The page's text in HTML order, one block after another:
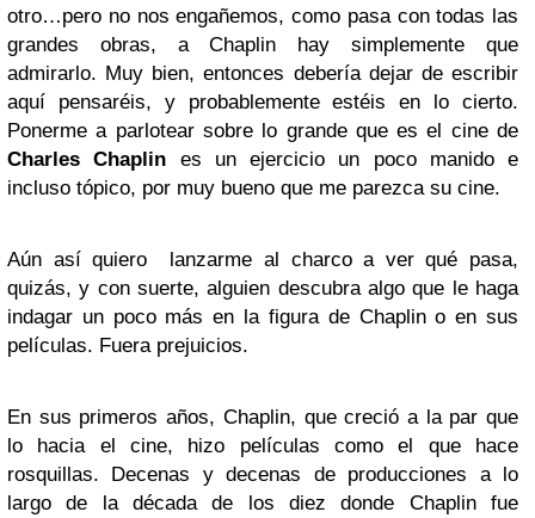
otro…pero no nos engañemos, como pasa con todas las
grandes obras, a Chaplin hay simplemente que
admirarlo. Muy bien, entonces debería dejar de escribir
aquí pensaréis, y probablemente estéis en lo cierto.
Ponerme a parlotear sobre lo grande que es el cine de
Charles Chaplin es un ejercicio un poco manido e
incluso tópico, por muy bueno que me parezca su cine.
Aún así quiero lanzarme al charco a ver qué pasa,
quizás, y con suerte, alguien descubra algo que le haga
indagar un poco más en la figura de Chaplin o en sus
películas. Fuera prejuicios.
En sus primeros años, Chaplin, que creció a la par que
lo hacia el cine, hizo películas como el que hace
rosquillas. Decenas y decenas de producciones a lo
largo de la década de los diez donde Chaplin fue